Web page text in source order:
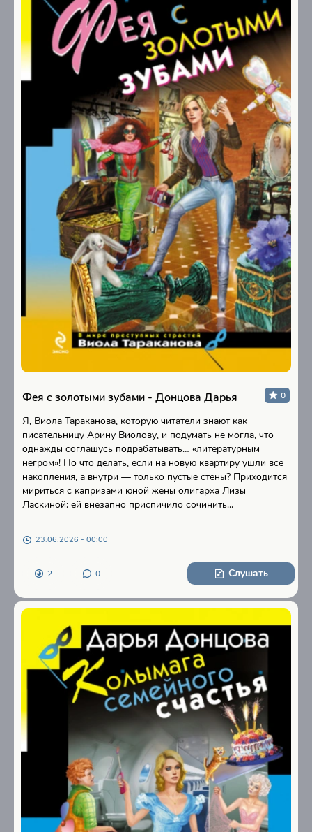
Фея с золотыми зубами - Донцова Дарья 0
Я, Виола Тараканова, которую читатели знают как
писательницу Арину Виолову, и подумать не могла, что
однажды соглашусь подрабатывать… «литературным
негром»! Но что делать, если на новую квартиру ушли все
накопления, а внутри — только пустые стены? Приходится
мириться с капризами юной жены олигарха Лизы
Ласкиной: ей внезапно приспичило сочинить...
23.06.2026 - 00:00
2 0 Слушать